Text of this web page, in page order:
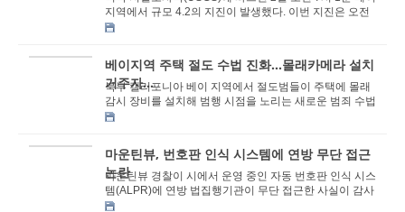
지역에서 규모 4.2의 지진이 발생했다. 이번 지진은 오전
6시 27분 규모 3.9의 지진으로 시작된 연쇄 지...
베이지역 주택 절도 수법 진화…몰래카메라 설치
거주자...
북부 캘리포니아 베이 지역에서 절도범들이 주택에 몰래
감시 장비를 설치해 범행 시점을 노리는 새로운 범죄 수법
이 확산되고 있어 경찰이 주의를 당부했다. 산...
마운틴뷰, 번호판 인식 시스템에 연방 무단 접근
논란
마운틴뷰 경찰이 시에서 운영 중인 자동 번호판 인식 시스
템(ALPR)에 연방 법집행기관이 무단 접근한 사실이 감사
과정에서 드러났다며, 해당 시스템 공급업체를 ...